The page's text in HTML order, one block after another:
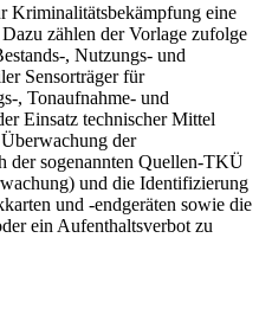
Kriminalitätsbekämpfung eine
zählen der Vorlage zufolge
, Nutzungs- und
Sensorträger für
, Tonaufnahme- und
Einsatz technischer Mittel
der
der sogenannten Quellen-TKÜ
und die Identifizierung
und -endgeräten sowie die
ein Aufenthaltsverbot zu